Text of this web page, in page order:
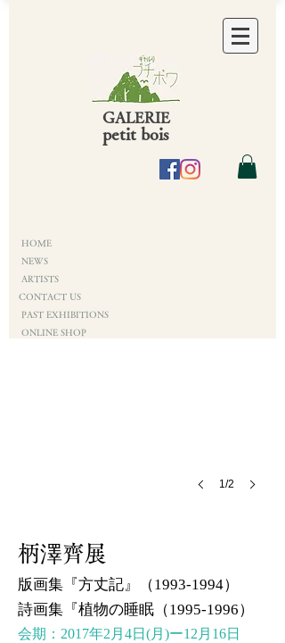
GALERIE
petit bois
HOME
NEWS
ARTISTS
CONTACT US
PAST EXHIBITIONS
ONLINE SHOP
1/2
柄澤齊展
版画集『方丈記』（1993-1994）
詩画集『植物の睡眠（1995-1996）
会期：2017年2月4日(月)ー12月16日